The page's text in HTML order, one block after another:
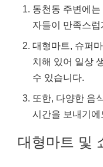
동천동 주변에
자들이 만족스럽
대형마트, 슈퍼
치해 있어 일상
수 있습니다.
또한, 다양한 음
시간을 보내기에
대형마트 및